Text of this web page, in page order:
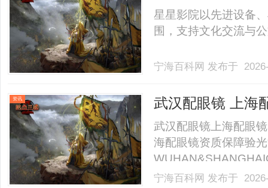
星星影院以先进设备
围，支持文化交流与
宁海百科网 发布于
资讯 武汉配眼镜 上海
武汉配眼镜上海配眼
海配眼镜资质保障验
业验光配镜的写字楼
宁海百科网 发布于